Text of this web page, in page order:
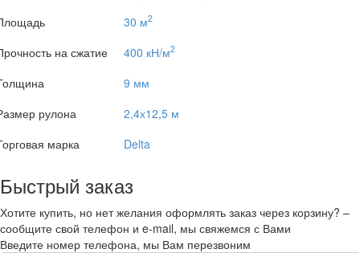
30 м2
на сжатие 400 кН/м2
9 мм
рулона
2,4х12,5 м
марка
Delta
Быстрый заказ
Хотите купить, но нет желания оформлять заказ через корзину? –
сообщите свой телефон и e-mail, мы свяжемся с Вами
Введите номер телефона, мы Вам перезвоним